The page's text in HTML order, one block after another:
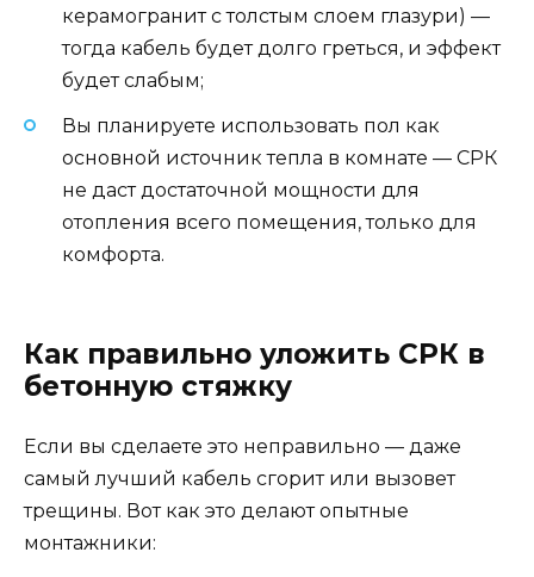
керамогранит с толстым слоем глазури) —
тогда кабель будет долго греться, и эффект
будет слабым;
Вы планируете использовать пол как
основной источник тепла в комнате — СРК
не даст достаточной мощности для
отопления всего помещения, только для
комфорта.
Как правильно уложить СРК в
бетонную стяжку
Если вы сделаете это неправильно — даже
самый лучший кабель сгорит или вызовет
трещины. Вот как это делают опытные
монтажники: